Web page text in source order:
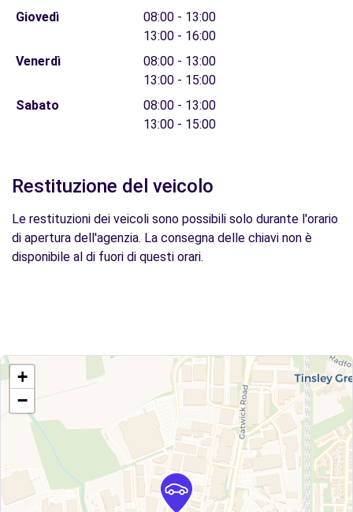
Giovedì
08:00 - 13:00
13:00 - 16:00
Venerdì
08:00 - 13:00
13:00 - 15:00
Sabato
08:00 - 13:00
13:00 - 15:00
Restituzione del veicolo
Le restituzioni dei veicoli sono possibili solo durante l'orario
di apertura dell'agenzia. La consegna delle chiavi non è
disponibile al di fuori di questi orari.
+
−